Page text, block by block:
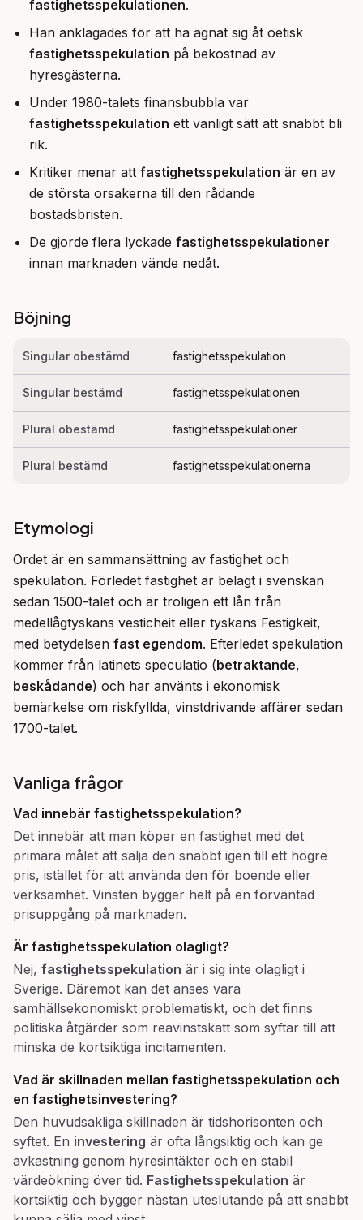
fastighetsspekulationen.
Han anklagades för att ha ägnat sig åt oetisk
fastighetsspekulation på bekostnad av
hyresgästerna.
Under 1980-talets finansbubbla var
fastighetsspekulation ett vanligt sätt att snabbt bli
rik.
Kritiker menar att fastighetsspekulation är en av
de största orsakerna till den rådande
bostadsbristen.
De gjorde flera lyckade fastighetsspekulationer
innan marknaden vände nedåt.
Böjning
Singular obestämd fastighetsspekulation
Singular bestämd fastighetsspekulationen
Plural obestämd fastighetsspekulationer
Plural bestämd fastighetsspekulationerna
Etymologi
Ordet är en sammansättning av fastighet och
spekulation. Förledet fastighet är belagt i svenskan
sedan 1500-talet och är troligen ett lån från
medellågtyskans vesticheit eller tyskans Festigkeit,
med betydelsen fast egendom. Efterledet spekulation
kommer från latinets speculatio (betraktande
beskådande) och har använts i ekonomisk
bemärkelse om riskfyllda, vinstdrivande affärer sedan
1700-talet.
Vanliga frågor
Vad innebär fastighetsspekulation?
Det innebär att man köper en fastighet med det
primära målet att sälja den snabbt igen till ett högre
pris, istället för att använda den för boende eller
verksamhet. Vinsten bygger helt på en förväntad
prisuppgång på marknaden.
Är fastighetsspekulation olagligt?
Nej, fastighetsspekulation är i sig inte olagligt i
Sverige. Däremot kan det anses vara
samhällsekonomiskt problematiskt, och det finns
politiska åtgärder som reavinstskatt som syftar till att
minska de kortsiktiga incitamenten.
Vad är skillnaden mellan fastighetsspekulation och
en fastighetsinvestering?
Den huvudsakliga skillnaden är tidshorisonten och
syftet. En investering är ofta långsiktig och kan ge
avkastning genom hyresintäkter och en stabil
värdeökning över tid. Fastighetsspekulation är
kortsiktig och bygger nästan uteslutande på att snabbt